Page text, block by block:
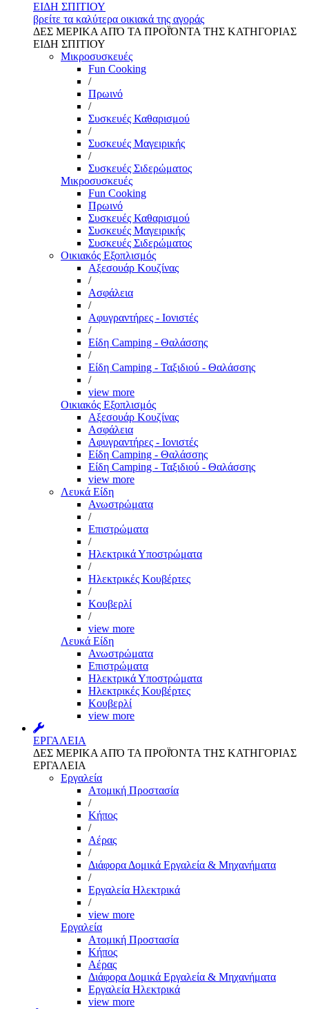
ΕΙΔΗ ΣΠΙΤΙΟΥ
βρείτε τα καλύτερα οικιακά της αγοράς
ΔΕΣ ΜΕΡΙΚΑ ΑΠΌ ΤΑ ΠΡΟΪΌΝΤΑ ΤΗΣ ΚΑΤΗΓΟΡΙΑΣ
ΕΙΔΗ ΣΠΙΤΙΟΥ
Μικροσυσκευές
Fun Cooking
/
Πρωινό
/
Συσκευές Καθαρισμού
/
Συσκευές Μαγειρικής
/
Συσκευές Σιδερώματος
Μικροσυσκευές
Fun Cooking
Πρωινό
Συσκευές Καθαρισμού
Συσκευές Μαγειρικής
Συσκευές Σιδερώματος
Οικιακός Εξοπλισμός
Αξεσουάρ Κουζίνας
/
Ασφάλεια
/
Αφυγραντήρες - Ιονιστές
/
Είδη Camping - Θαλάσσης
/
Είδη Camping - Ταξιδιού - Θαλάσσης
/
view more
Οικιακός Εξοπλισμός
Αξεσουάρ Κουζίνας
Ασφάλεια
Αφυγραντήρες - Ιονιστές
Είδη Camping - Θαλάσσης
Είδη Camping - Ταξιδιού - Θαλάσσης
view more
Λευκά Είδη
Ανωστρώματα
/
Επιστρώματα
/
Ηλεκτρικά Υποστρώματα
/
Ηλεκτρικές Κουβέρτες
/
Κουβερλί
/
view more
Λευκά Είδη
Ανωστρώματα
Επιστρώματα
Ηλεκτρικά Υποστρώματα
Ηλεκτρικές Κουβέρτες
Κουβερλί
view more
ΕΡΓΑΛΕΙΑ
ΔΕΣ ΜΕΡΙΚΑ ΑΠΌ ΤΑ ΠΡΟΪΌΝΤΑ ΤΗΣ ΚΑΤΗΓΟΡΙΑΣ
ΕΡΓΑΛΕΙΑ
Εργαλεία
Aτομική Προστασία
/
Kήπος
/
Αέρας
/
Διάφορα Δομικά Εργαλεία & Μηχανήματα
/
Εργαλεία Ηλεκτρικά
/
view more
Εργαλεία
Aτομική Προστασία
Kήπος
Αέρας
Διάφορα Δομικά Εργαλεία & Μηχανήματα
Εργαλεία Ηλεκτρικά
view more